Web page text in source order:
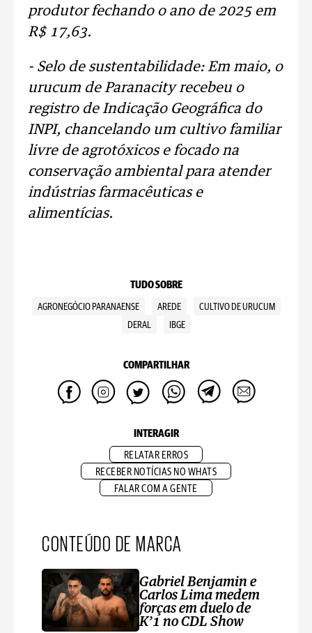
produtor fechando o ano de 2025 em
R$ 17,63.
- Selo de sustentabilidade: Em maio, o
urucum de Paranacity recebeu o
registro de Indicação Geográfica do
INPI, chancelando um cultivo familiar
livre de agrotóxicos e focado na
conservação ambiental para atender
indústrias farmacêuticas e
alimentícias.
TUDO SOBRE
AGRONEGÓCIO PARANAENSE AREDE
CULTIVO DE URUCUM
DERAL
IBGE
COMPARTILHAR
INTERAGIR
RELATAR ERROS
RECEBER NOTÍCIAS NO WHATS
FALAR COM A GENTE
CONTEÚDO DE MARCA
Gabriel Benjamin e
Carlos Lima medem
forças em duelo de
K’1 no CDL Show